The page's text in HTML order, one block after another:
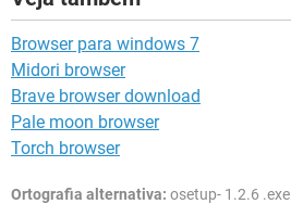
Browser para windows 7
Midori browser
Brave browser download
Pale moon browser
Torch browser
Ortografia alternativa: osetup- 1.2.6 .exe